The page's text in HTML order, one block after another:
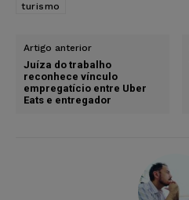
turismo
Artigo anterior
Juíza do trabalho
reconhece vínculo
empregatício entre Uber
Eats e entregador